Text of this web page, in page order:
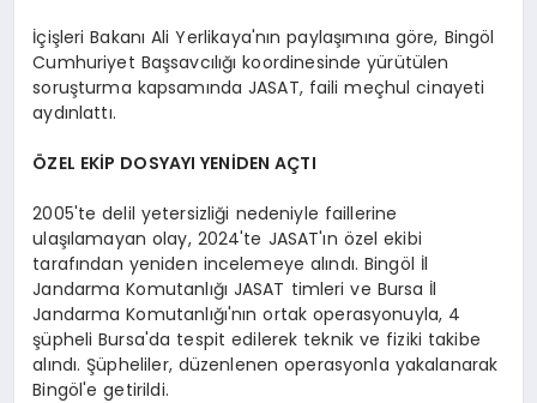
İçişleri Bakanı Ali Yerlikaya'nın paylaşımına göre, Bingöl
Cumhuriyet Başsavcılığı koordinesinde yürütülen
soruşturma kapsamında JASAT, faili meçhul cinayeti
aydınlattı.
ÖZEL EKİP DOSYAYI YENİDEN AÇTI
2005'te delil yetersizliği nedeniyle faillerine
ulaşılamayan olay, 2024'te JASAT'ın özel ekibi
tarafından yeniden incelemeye alındı. Bingöl İl
Jandarma Komutanlığı JASAT timleri ve Bursa İl
Jandarma Komutanlığı'nın ortak operasyonuyla, 4
şüpheli Bursa'da tespit edilerek teknik ve fiziki takibe
alındı. Şüpheliler, düzenlenen operasyonla yakalanarak
Bingöl'e getirildi.